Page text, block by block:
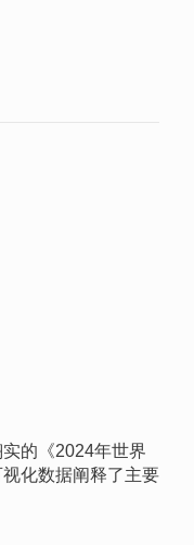
的《2024年世界
化数据阐释了主要